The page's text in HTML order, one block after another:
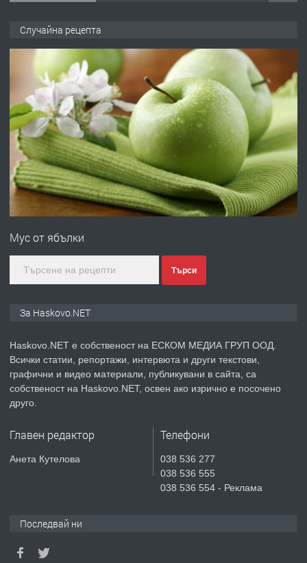
537 426
преди 17 часа
ПРЕДЛАГА
Давам обзаведено жилище за жена
без брокери 0889 537 426
преди 17 часа
ПРЕДЛАГА Под НАЕМ двустаен Орфей
преди 3 дни
ПРЕДЛАГА
🔑 ОБЗАВЕДЕНА ГАРСОНИЕРА ПОД
НАПЪЛНО ОБЗАВЕДЕН И
Случайна рецепта
Мус от ябълки
Търси
За Haskovo.NET
Haskovo.NET е собственост на ЕСКОМ МЕДИА ГРУП ООД.
Всички статии, репортажи, интервюта и други текстови,
графични и видео материали, публикувани в сайта, са
собственост на Haskovo.NET, освен ако изрично е посочено
друго.
Главен редактор
Анета Кутелова
Телефони
038 536 277
038 536 555
038 536 554 - Реклама
Последвай ни